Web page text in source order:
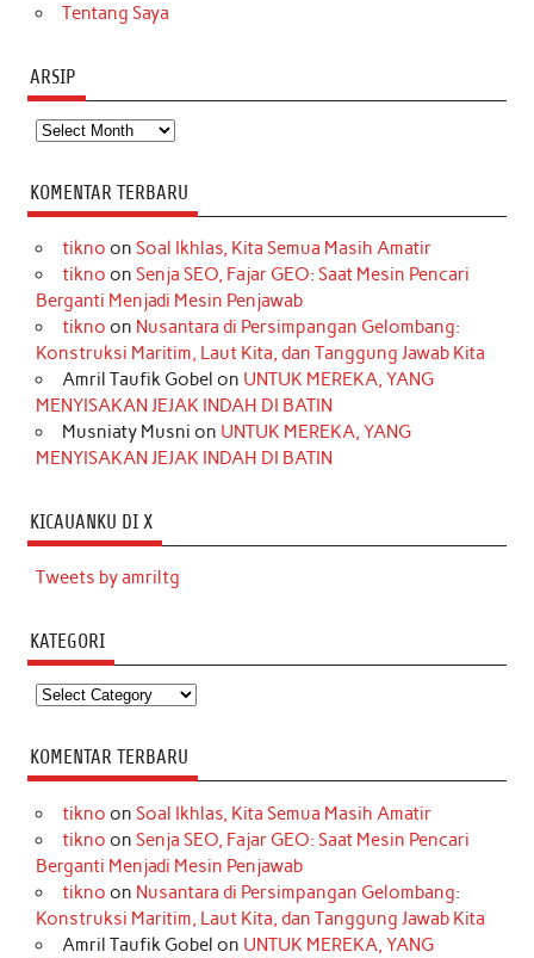
Tentang Saya
ARSIP
Arsip
KOMENTAR TERBARU
tikno on Soal Ikhlas, Kita Semua Masih Amatir
tikno on Senja SEO, Fajar GEO: Saat Mesin Pencari
Berganti Menjadi Mesin Penjawab
tikno on Nusantara di Persimpangan Gelombang:
Konstruksi Maritim, Laut Kita, dan Tanggung Jawab Kita
Amril Taufik Gobel on UNTUK MEREKA, YANG
MENYISAKAN JEJAK INDAH DI BATIN
Musniaty Musni on UNTUK MEREKA, YANG
MENYISAKAN JEJAK INDAH DI BATIN
KICAUANKU DI X
Tweets by amriltg
KATEGORI
Kategori
KOMENTAR TERBARU
tikno on Soal Ikhlas, Kita Semua Masih Amatir
tikno on Senja SEO, Fajar GEO: Saat Mesin Pencari
Berganti Menjadi Mesin Penjawab
tikno on Nusantara di Persimpangan Gelombang:
Konstruksi Maritim, Laut Kita, dan Tanggung Jawab Kita
Amril Taufik Gobel on UNTUK MEREKA, YANG